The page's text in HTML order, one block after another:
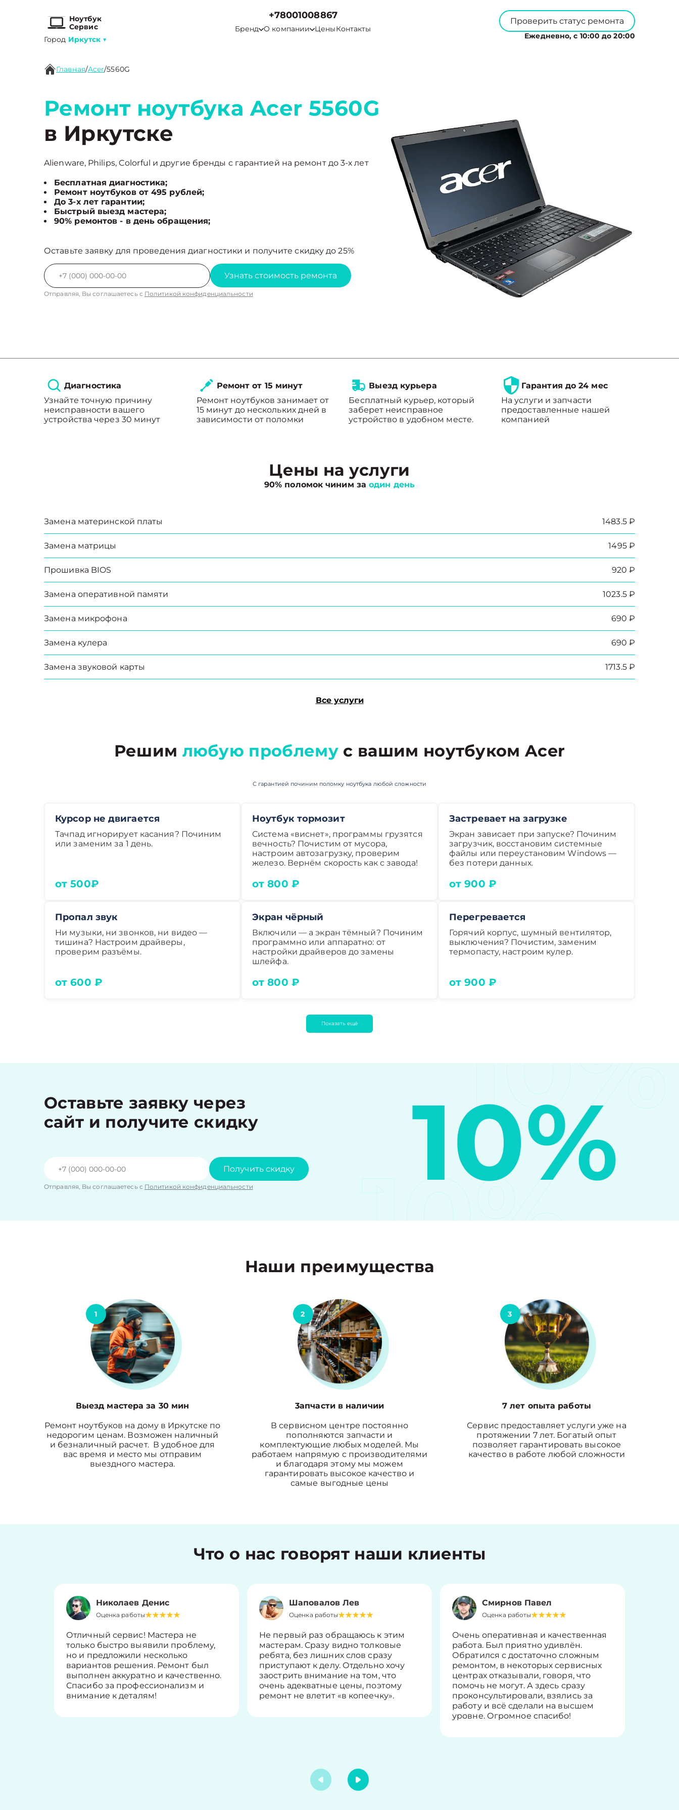
Ноутбук
Сервис
Город Иркутск ▼
+78001008867
Бренд О компании ЦеныКонтакты
Проверить статус ремонта
Ежедневно, с 10:00 до 20:00
Главная/Acer/5560G
Ремонт ноутбука Acer 5560G
в Иркутске
Alienware, Philips, Colorful и другие бренды с гарантией на ремонт до 3-х лет
Бесплатная диагностика;
Ремонт ноутбуков от 495 рублей;
До 3-х лет гарантии;
Быстрый выезд мастера;
90% ремонтов - в день обращения;
Оставьте заявку для проведения диагностики и получите скидку до 25%
Узнать стоимость ремонта
Отправляя, Вы соглашаетесь с Политикой конфиденциальности
Диагностика
Узнайте точную причину
неисправности вашего
устройства через 30 минут
Ремонт от 15 минут
Ремонт ноутбуков занимает от
15 минут до нескольких дней в
зависимости от поломки
Выезд курьера
Бесплатный курьер, который
заберет неисправное
устройство в удобном месте.
Гарантия до 24 мес
На услуги и запчасти
предоставленные нашей
компанией
Цены на услуги
90% поломок чиним заодин день
Замена материнской платы 1483.5 ₽
Замена матрицы 1495 ₽
Прошивка BIOS 920 ₽
Замена оперативной памяти 1023.5 ₽
Замена микрофона 690 ₽
Замена кулера 690 ₽
Замена звуковой карты 1713.5 ₽
Все услуги
Решим любую проблему с вашим ноутбуком Acer
С гарантией починим поломку ноутбука любой сложности
Курсор не двигается
Тачпад игнорирует касания? Починим
или заменим за 1 день.
от 500₽
Ноутбук тормозит
Система «виснет», программы грузятся
вечность? Почистим от мусора,
настроим автозагрузку, проверим
железо. Вернём скорость как с завода!
от 800 ₽
Застревает на загрузке
Экран зависает при запуске? Починим
загрузчик, восстановим системные
файлы или переустановим Windows —
без потери данных.
от 900 ₽
Пропал звук
Ни музыки, ни звонков, ни видео —
тишина? Настроим драйверы,
проверим разъёмы.
от 600 ₽
Экран чёрный
Включили — а экран тёмный? Починим
программно или аппаратно: от
настройки драйверов до замены
шлейфа.
от 800 ₽
Перегревается
Горячий корпус, шумный вентилятор,
выключения? Почистим, заменим
термопасту, настроим кулер.
от 900 ₽
Показать ещё
Оставьте заявку через
сайт и получите скидку
Получить скидку
Отправляя, Вы соглашаетесь с Политикой конфиденциальности 10%
10%
10%
Наши преимущества
1
Выезд мастера за 30 мин
Ремонт ноутбуков на дому в Иркутске по
недорогим ценам. Возможен наличный
и безналичный расчет. В удобное для
вас время и место мы отправим
выездного мастера.
2
3апчасти в наличии
В сервисном центре постоянно
пополняются запчасти и
комплектующие любых моделей. Мы
работаем напрямую с производителями
и благодаря этому мы можем
гарантировать высокое качество и
самые выгодные цены
3
7 лет опыта работы
Сервис предоставляет услуги уже на
протяжении 7 лет. Богатый опыт
позволяет гарантировать высокое
качество в работе любой сложности
Что о нас говорят наши клиенты
Николаев Денис
Оценка работы
Отличный сервис! Мастера не
только быстро выявили проблему,
но и предложили несколько
вариантов решения. Ремонт был
выполнен аккуратно и качественно.
Спасибо за профессионализм и
внимание к деталям!
Шаповалов Лев
Оценка работы
Не первый раз обращаюсь к этим
мастерам. Сразу видно толковые
ребята, без лишних слов сразу
приступают к делу. Отдельно хочу
заострить внимание на том, что
очень адекватные цены, поэтому
ремонт не влетит «в копеечку».
Смирнов Павел
Оценка работы
Очень оперативная и качественная
работа. Был приятно удивлён.
Обратился с достаточно сложным
ремонтом, в некоторых сервисных
центрах отказывали, говоря, что
помочь не могут. А здесь сразу
проконсультировали, взялись за
работу и всё сделали на высшем
уровне. Огромное спасибо!